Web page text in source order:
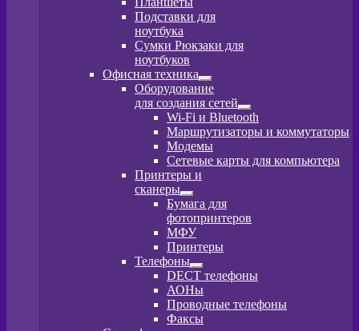
Подставки для
ноутбука
Сумки Рюкзаки для
ноутбуков
Офисная техника
Развернутое
вложенное
меню
Оборудование
для создания сетей
Развернутое
вложенное
меню
Wi-Fi и Bluetooth
Маршрутизаторы и коммутаторы
Модемы
Сетевые карты для компьютера
Принтеры и
сканеры
Развернутое
вложенное
меню
Бумага для
фотопринтеров
МФУ
Принтеры
Телефоны
Развернутое
вложенное
меню
DECT телефоны
АОНы
Проводные телефоны
Факсы